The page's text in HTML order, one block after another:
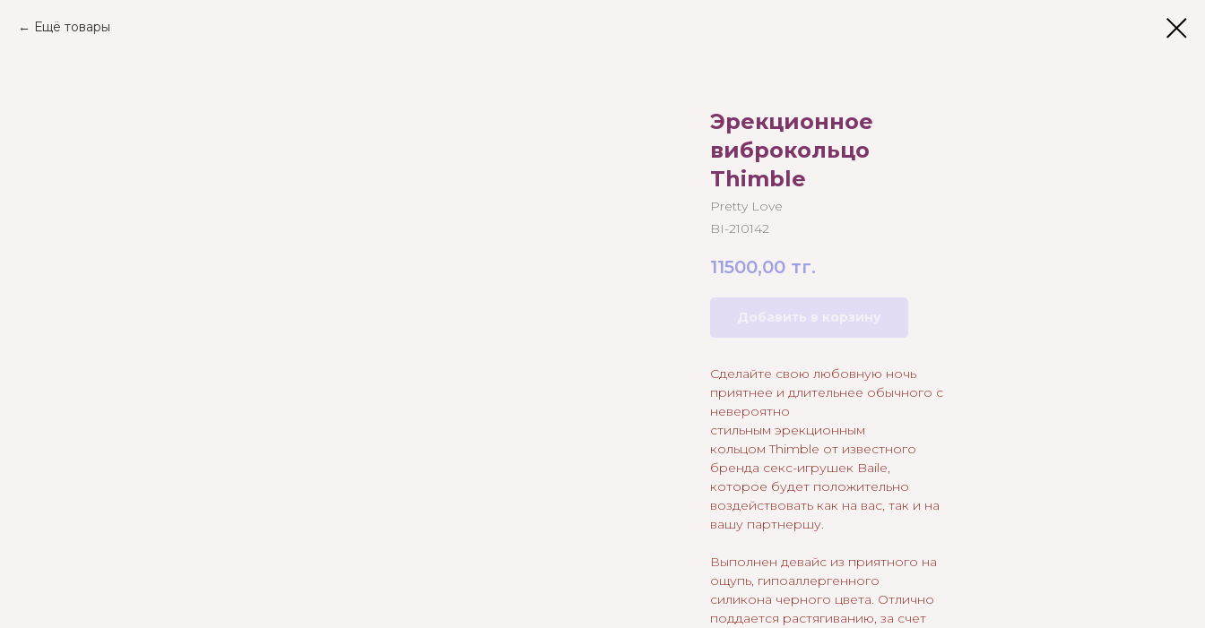
Ещё товары
Эрекционное
виброкольцо
Thimble
Pretty Love
BI-210142
11500,00 тг.
Сделайте свою любовную ночь
приятнее и длительнее обычного с
невероятно
стильным эрекционным
кольцом Thimble от известного
бренда секс-игрушек Baile,
которое будет положительно
воздействовать как на вас, так и на
вашу партнершу.
Выполнен девайс из приятного на
ощупь, гипоаллергенного
силикона черного цвета. Отлично
поддается растягиванию, за счет